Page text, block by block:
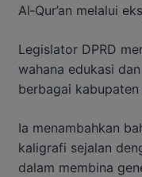
Al‑Qur’an melalui
Legislator DPRD
wahana edukasi
berbagai kabupaten
Ia menambahkan
kaligrafi sejalan
dalam membina